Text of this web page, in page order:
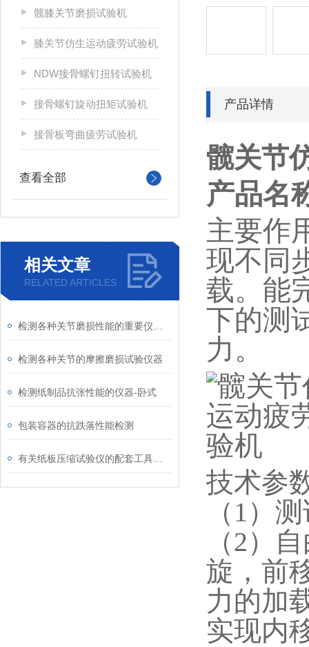
髋膝关节磨损试验机
膝关节仿生运动疲劳试验机
NDW接骨螺钉扭转试验机
接骨螺钉旋动扭矩试验机
接骨板弯曲疲劳试验机
查看全部
相关文章
RELATED ARTICLES
检测各种关节的摩擦磨损试验仪器
检测纸制品抗张性能的仪器-卧式
包装容器的抗跌落性能检测
产品详情
髋关节
产品名
主要作
现不同
载。能
下的测
力。
技术参
（1）
（2）
旋，前
力的加
实现内